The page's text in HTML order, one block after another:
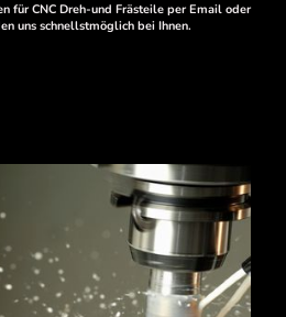
für CNC Dreh-und Frästeile per Email oder
uns schnellstmöglich bei Ihnen.